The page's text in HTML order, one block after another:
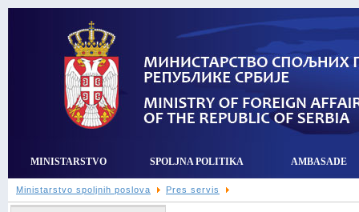
MINISTARSTVO SPOLJNA POLITIKA AMBASADE
Ministarstvo spoljnih poslova Pres servis